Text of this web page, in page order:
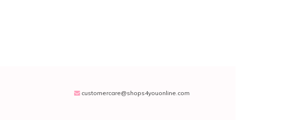
bestellen. Natuurlijk tegen de scherpste prijzen. Reken af in
customercare@shops4youonline.com